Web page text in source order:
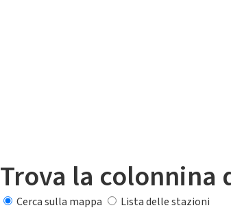
Trova la colonnina
Cerca sulla mappa
Lista delle stazioni